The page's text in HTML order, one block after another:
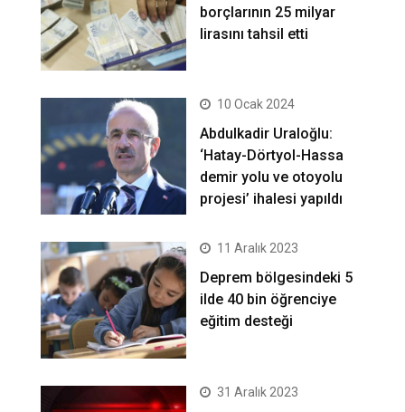
borçlarının 25 milyar
lirasını tahsil etti
10 Ocak 2024
Abdulkadir Uraloğlu:
‘Hatay-Dörtyol-Hassa
demir yolu ve otoyolu
projesi’ ihalesi yapıldı
11 Aralık 2023
Deprem bölgesindeki 5
ilde 40 bin öğrenciye
eğitim desteği
31 Aralık 2023